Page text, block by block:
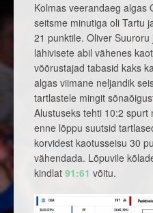
Kolmas veerandaeg algas
seitsme minutiga oli Tartu
21 punktile. Oliver
lähivisete abil vähenes
võõrustajad tabasid kaks
algas viimane neljandik
tartlastele mingit
Alustuseks tehti 10:2 spurt
enne lõppu suutsid
korvidest kaotusseisu 30
vähendada. Lõpuvile
kindlat 91:61 võitu.